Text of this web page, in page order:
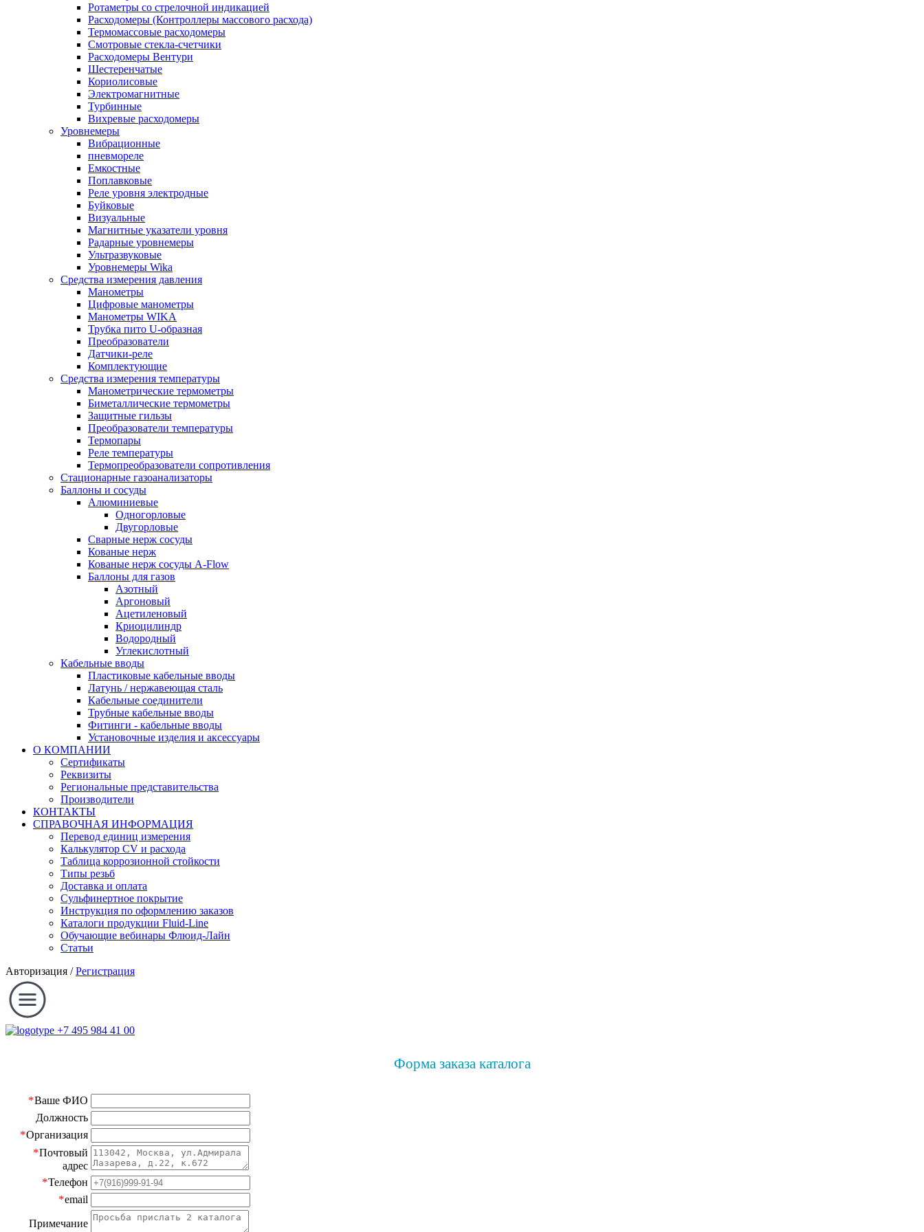
Ротаметры со стрелочной индикацией
Расходомеры (Контроллеры массового расхода)
Термомассовые расходомеры
Смотровые стекла-счетчики
Расходомеры Вентури
Шестеренчатые
Кориолисовые
Электромагнитные
Турбинные
Вихревые расходомеры
Уровнемеры
Вибрационные
пневмореле
Емкостные
Поплавковые
Реле уровня электродные
Буйковые
Визуальные
Магнитные указатели уровня
Радарные уровнемеры
Ультразвуковые
Уровнемеры Wika
Средства измерения давления
Манометры
Цифровые манометры
Манометры WIKA
Трубка пито U-образная
Преобразователи
Датчики-реле
Комплектующие
Средства измерения температуры
Манометрические термометры
Биметаллические термометры
Защитные гильзы
Преобразователи температуры
Термопары
Реле температуры
Термопреобразователи сопротивления
Стационарные газоанализаторы
Баллоны и сосуды
Алюминиевые
Одногорловые
Двугорловые
Сварные нерж сосуды
Кованые нерж
Кованые нерж сосуды A-Flow
Баллоны для газов
Азотный
Аргоновый
Ацетиленовый
Криоцилиндр
Водородный
Углекислотный
Кабельные вводы
Пластиковые кабельные вводы
Латунь / нержавеющая сталь
Кабельные соединители
Трубные кабельные вводы
Фитинги - кабельные вводы
Установочные изделия и аксессуары
О КОМПАНИИ
Сертификаты
Реквизиты
Региональные представительства
Производители
КОНТАКТЫ
СПРАВОЧНАЯ ИНФОРМАЦИЯ
Перевод единиц измерения
Калькулятор CV и расхода
Таблица коррозионной стойкости
Типы резьб
Доставка и оплата
Сульфинертное покрытие
Инструкция по оформлению заказов
Каталоги продукции Fluid-Line
Обучающие вебинары Флюид-Лайн
Статьи
Авторизация /Регистрация
+7 495 984 41 00
Форма заказа каталога
*Ваше ФИО
Должность
*Организация
*Почтовый
адрес
*Телефон
*email
Примечание